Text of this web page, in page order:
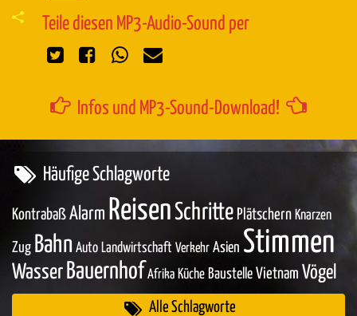
Teile diesen MP3-Audio-Sound per
Infos und MP3-Sound-Download!
Häufige Schlagworte
Kontrabaß Alarm ReisenSchritte Plätschern Knarzen
Zug Bahn Auto Landwirtschaft Verkehr Asien Stimmen
Wasser Bauernhof Afrika Küche Baustelle Vietnam Vögel
Alle Schlagworte